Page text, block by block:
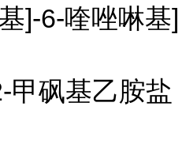
]-6-喹唑啉基]
甲砜基乙胺盐